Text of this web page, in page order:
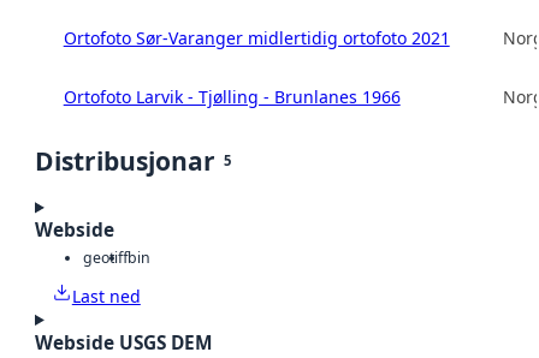
Ortofoto Sør-Varanger midlertidig ortofoto 2021
Ortofoto Larvik - Tjølling - Brunlanes 1966
Distribusjonar 5
Webside
geotiffbin
Last ned
Webside USGS DEM